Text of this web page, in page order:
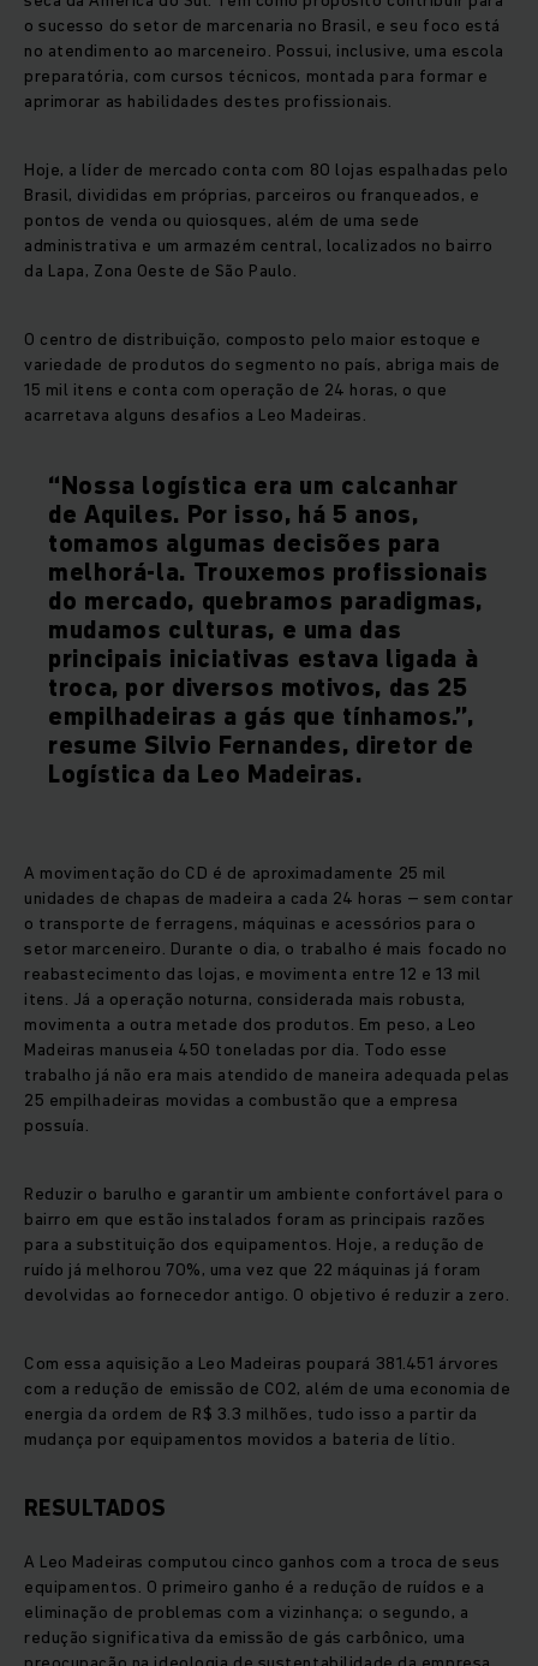
o sucesso do setor de marcenaria no Brasil, e seu foco está
no atendimento ao marceneiro. Possui, inclusive, uma escola
preparatória, com cursos técnicos, montada para formar e
aprimorar as habilidades destes profissionais.
Hoje, a líder de mercado conta com 80 lojas espalhadas pelo
Brasil, divididas em próprias, parceiros ou franqueados, e
pontos de venda ou quiosques, além de uma sede
administrativa e um armazém central, localizados no bairro
da Lapa, Zona Oeste de São Paulo.
O centro de distribuição, composto pelo maior estoque e
variedade de produtos do segmento no país, abriga mais de
15 mil itens e conta com operação de 24 horas, o que
acarretava alguns desafios a Leo Madeiras.
“Nossa logística era um calcanhar
de Aquiles. Por isso, há 5 anos,
tomamos algumas decisões para
melhorá-la. Trouxemos profissionais
do mercado, quebramos paradigmas,
mudamos culturas, e uma das
principais iniciativas estava ligada à
troca, por diversos motivos, das 25
empilhadeiras a gás que tínhamos.”,
resume Silvio Fernandes, diretor de
Logística da Leo Madeiras.
A movimentação do CD é de aproximadamente 25 mil
unidades de chapas de madeira a cada 24 horas – sem contar
o transporte de ferragens, máquinas e acessórios para o
setor marceneiro. Durante o dia, o trabalho é mais focado no
reabastecimento das lojas, e movimenta entre 12 e 13 mil
itens. Já a operação noturna, considerada mais robusta,
movimenta a outra metade dos produtos. Em peso, a Leo
Madeiras manuseia 450 toneladas por dia. Todo esse
trabalho já não era mais atendido de maneira adequada pelas
25 empilhadeiras movidas a combustão que a empresa
possuía.
Reduzir o barulho e garantir um ambiente confortável para o
bairro em que estão instalados foram as principais razões
para a substituição dos equipamentos. Hoje, a redução de
ruído já melhorou 70%, uma vez que 22 máquinas já foram
devolvidas ao fornecedor antigo. O objetivo é reduzir a zero.
Com essa aquisição a Leo Madeiras poupará 381.451 árvores
com a redução de emissão de CO2, além de uma economia de
energia da ordem de R$ 3.3 milhões, tudo isso a partir da
mudança por equipamentos movidos a bateria de lítio.
RESULTADOS
A Leo Madeiras computou cinco ganhos com a troca de seus
equipamentos. O primeiro ganho é a redução de ruídos e a
eliminação de problemas com a vizinhança; o segundo, a
redução significativa da emissão de gás carbônico, uma